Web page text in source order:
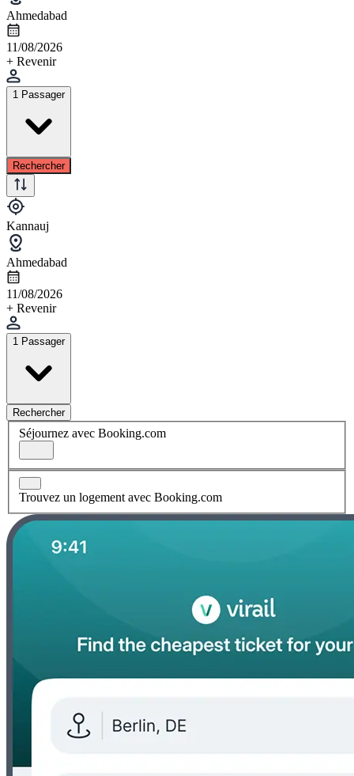
Ahmedabad
11/08/2026
+ Revenir
1 Passager
Rechercher
Kannauj
Ahmedabad
11/08/2026
+ Revenir
1 Passager
Rechercher
Séjournez avec Booking.com
Trouvez un logement avec Booking.com